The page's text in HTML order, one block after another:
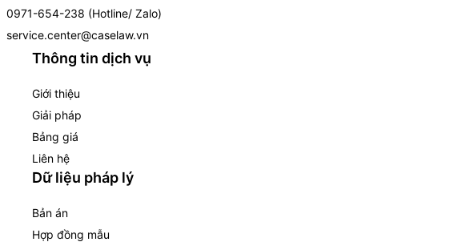
0971-654-238 (Hotline/ Zalo)
service.center@caselaw.vn
Thông tin dịch vụ
Giới thiệu
Giải pháp
Bảng giá
Liên hệ
Dữ liệu pháp lý
Bản án
Hợp đồng mẫu